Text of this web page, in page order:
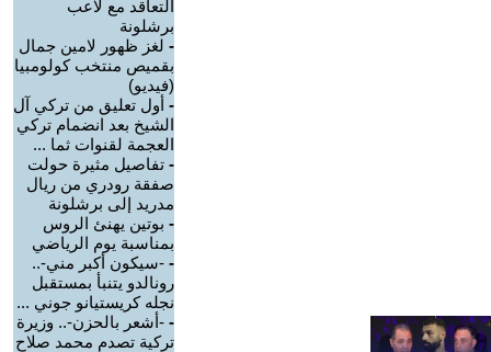
التعاقد مع لاعب
برشلونة
- لغز ظهور لامين جمال
بقميص منتخب كولومبيا
(فيديو)
- أول تعليق من تركي آل
الشيخ بعد انضمام تركي
العجمة لقنوات ثما ...
- تفاصيل مثيرة حولت
صفقة رودري من ريال
مدريد إلى برشلونة
- بوتين يهنئ الروس
بمناسبة يوم الرياضي
- -سيكون أكبر مني-..
رونالدو يتنبأ بمستقبل
نجله كريستيانو جوني ...
- -أشعر بالحزن-.. وزيرة
تركية تصدم محمد صلاح